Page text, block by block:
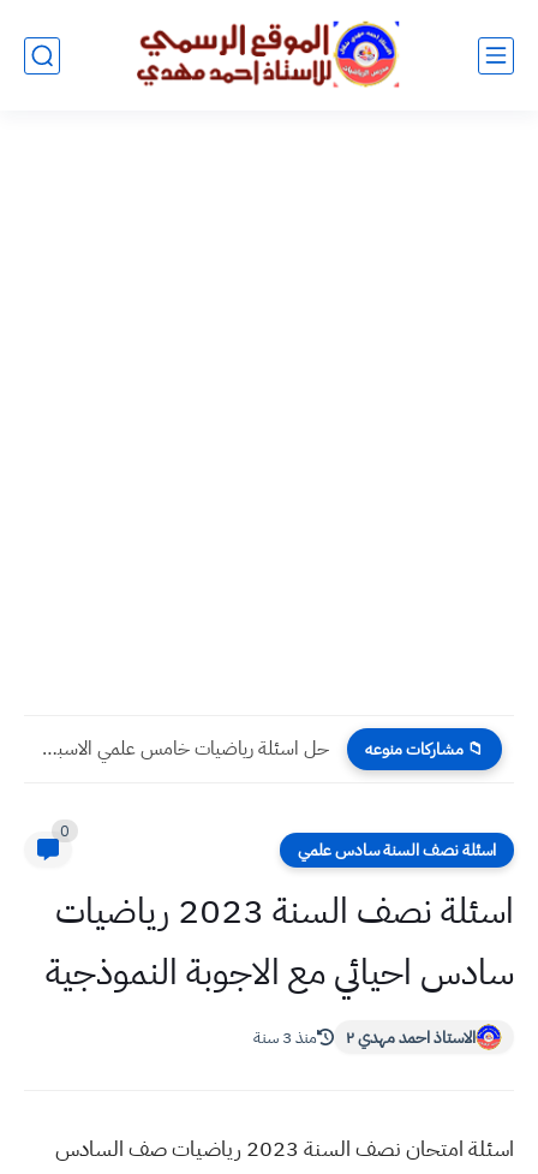
📁 مشاركات منوعه حل اسئلة رياضيات خامس ادبي الاسبوع الرابع عشر التلفزيون التربوي
اسئلة نصف السنة سادس علمي
0
اسئلة نصف السنة 2023 رياضيات
سادس احيائي مع الاجوبة النموذجية
الاستاذ احمد مهدي ٢ منذ 3 سنة
اسئلة امتحان نصف السنة 2023 رياضيات صف السادس